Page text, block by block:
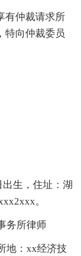
有仲裁请求所
特向仲裁委员
生，住址：湖
。
务所律师
地：xx经济技